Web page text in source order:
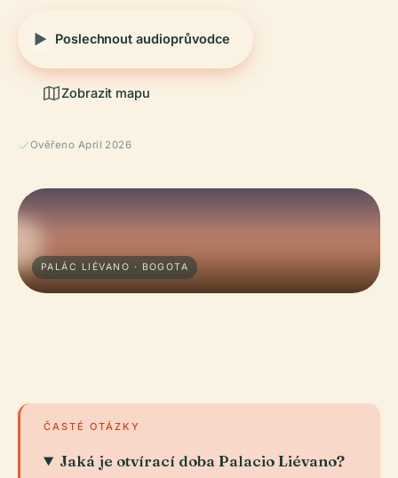
Poslechnout audioprůvodce
Zobrazit mapu
Ověřeno April 2026
PALÁC LIÉVANO · BOGOTA
ČASTÉ OTÁZKY
Jaká je otvírací doba Palacio Liévano?